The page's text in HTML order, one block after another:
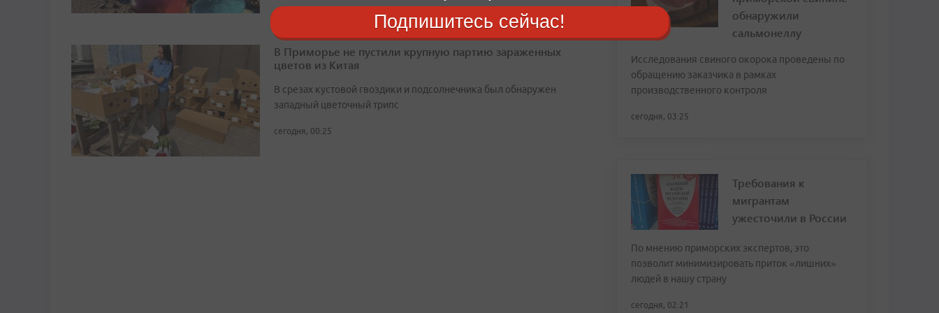
В Приморье не пустили крупную партию зараженных
цветов из Китая
В срезах кустовой гвоздики и подсолнечника был обнаружен
западный цветочный трипс
сегодня, 00:25
обнаружили
сальмонеллу
Исследования свиного окорока проведены по
обращению заказчика в рамках
производственного контроля
сегодня, 03:25
Требования к
мигрантам
ужесточили в России
По мнению приморских экспертов, это
позволит минимизировать приток «лишних»
людей в нашу страну
сегодня, 02:21
Подпишитесь сейчас!